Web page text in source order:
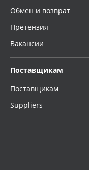
Обмен и возврат
Претензия
Вакансии
Поставщикам
Поставщикам
Suppliers